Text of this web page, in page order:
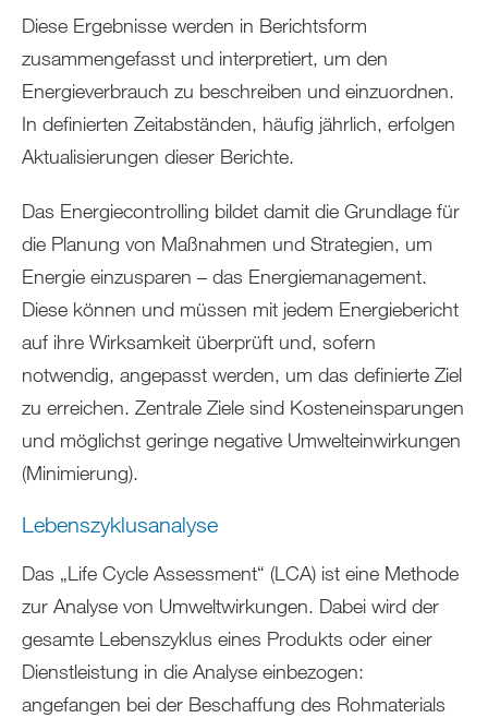
Diese Ergebnisse werden in Berichtsform
zusammengefasst und interpretiert, um den
Energieverbrauch zu beschreiben und einzuordnen.
In definierten Zeitabständen, häufig jährlich, erfolgen
Aktualisierungen dieser Berichte.
Das Energiecontrolling bildet damit die Grundlage für
die Planung von Maßnahmen und Strategien, um
Energie einzusparen – das Energiemanagement.
Diese können und müssen mit jedem Energiebericht
auf ihre Wirksamkeit überprüft und, sofern
notwendig, angepasst werden, um das definierte Ziel
zu erreichen. Zentrale Ziele sind Kosteneinsparungen
und möglichst geringe negative Umwelteinwirkungen
(Minimierung).
Lebenszyklusanalyse
Das „Life Cycle Assessment“ (LCA) ist eine Methode
zur Analyse von Umweltwirkungen. Dabei wird der
gesamte Lebenszyklus eines Produkts oder einer
Dienstleistung in die Analyse einbezogen:
angefangen bei der Beschaffung des Rohmaterials